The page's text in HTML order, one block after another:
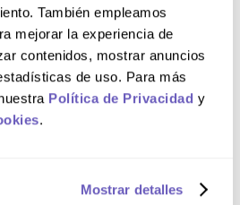
También empleamos
mejorar la experiencia de
contenidos, mostrar anuncios
de uso. Para más
Política de Privacidad y
.
Mostrar detalles
húmedo, asegurándose de
el cabello y el cuero
durante 10 minutos. Enjuagar
de la forma habitual. Se
cabello con un peine para
húmedo.
PLUS® contiene: